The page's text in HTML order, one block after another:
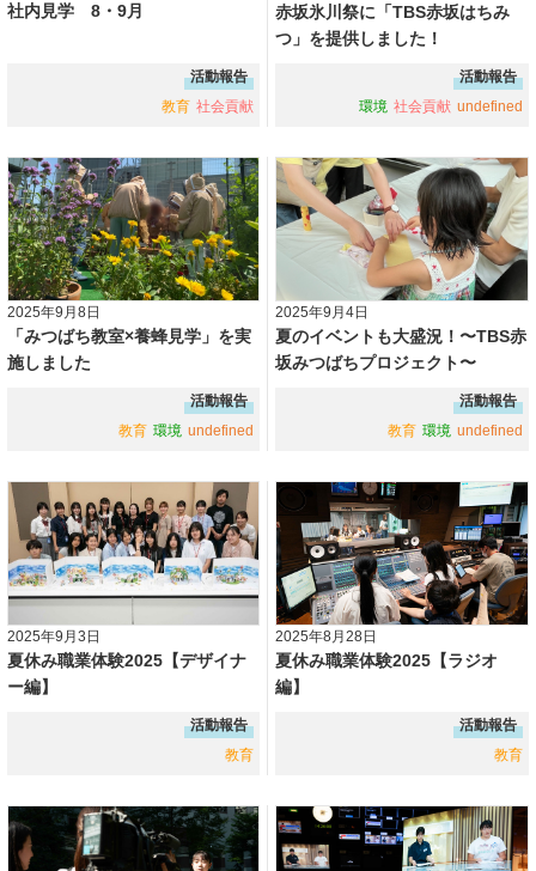
社内見学 8・9月
活動報告
教育 社会貢献
赤坂氷川祭に「TBS赤坂はちみ
つ」を提供しました！
活動報告
環境 社会貢献 undefined
2025年9月8日
「みつばち教室×養蜂見学」を実
施しました
活動報告
教育 環境 undefined
2025年9月4日
夏のイベントも大盛況！〜TBS赤
坂みつばちプロジェクト〜
活動報告
教育 環境 undefined
2025年9月3日
夏休み職業体験2025【デザイナ
ー編】
活動報告
教育
2025年8月28日
夏休み職業体験2025【ラジオ
編】
活動報告
教育